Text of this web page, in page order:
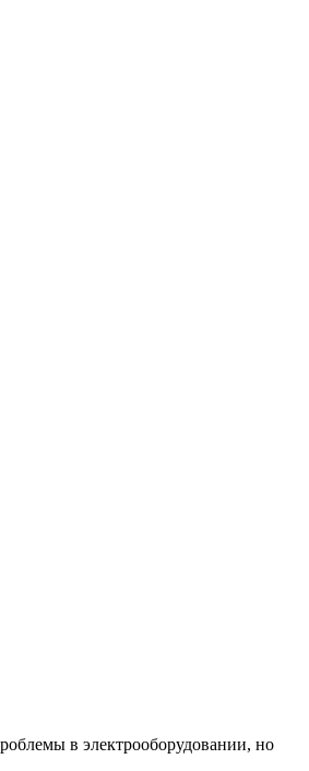
в электрооборудовании, но